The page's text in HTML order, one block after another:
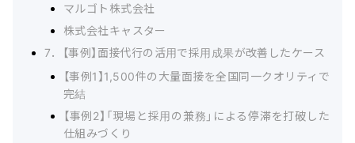
マルゴト株式会社
株式会社キャスター
7．【事例】面接代行の活用で採用成果が改善したケース
【事例1】1,500件の大量面接を全国同一クオリティで
完結
【事例2】「現場と採用の兼務」による停滞を打破した
仕組みづくり